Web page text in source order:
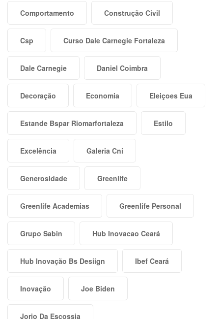
Comportamento Construção Civil
Csp Curso Dale Carnegie Fortaleza
Dale Carnegie Daniel Coimbra
Decoração Economia Eleiçoes Eua
Estande Bspar Riomarfortaleza Estilo
Excelência Galeria Cni
Generosidade Greenlife
Greenlife Academias Greenlife Personal
Grupo Sabin Hub Inovacao Ceará
Hub Inovação Bs Desiign Ibef Ceará
Inovação Joe Biden
Jorio Da Escossia